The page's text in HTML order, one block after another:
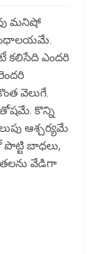
మనిషో
కలిసేది ఎందరి
వెలుగే.
కొన్ని
ఆశ్చర్యమే
బాధలు,
వేడిగా